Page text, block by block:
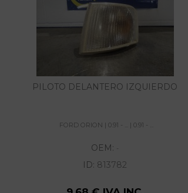
PILOTO DELANTERO IZQUIERDO
FORD ORION | 0.91 - ... | 0.91 - ...
OEM: -
ID: 813782